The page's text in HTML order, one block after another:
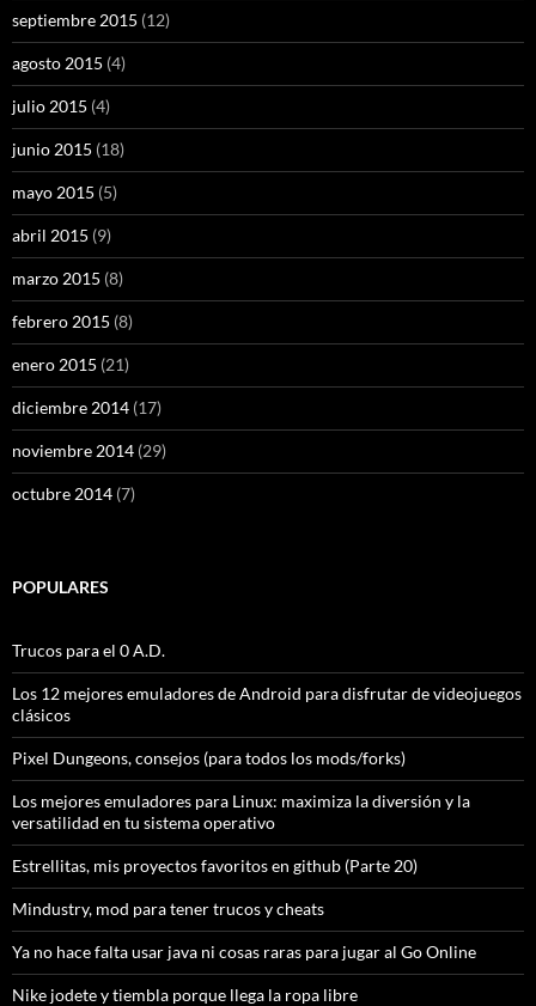
septiembre 2015 (12)
agosto 2015 (4)
julio 2015 (4)
junio 2015 (18)
mayo 2015 (5)
abril 2015 (9)
marzo 2015 (8)
febrero 2015 (8)
enero 2015 (21)
diciembre 2014 (17)
noviembre 2014 (29)
octubre 2014 (7)
POPULARES
Trucos para el 0 A.D.
Los 12 mejores emuladores de Android para disfrutar de videojuegos
clásicos
Pixel Dungeons, consejos (para todos los mods/forks)
Los mejores emuladores para Linux: maximiza la diversión y la
versatilidad en tu sistema operativo
Estrellitas, mis proyectos favoritos en github (Parte 20)
Mindustry, mod para tener trucos y cheats
Ya no hace falta usar java ni cosas raras para jugar al Go Online
Nike jodete y tiembla porque llega la ropa libre